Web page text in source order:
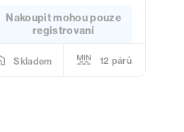
Nakoupit mohou pouze
registrovaní
Skladem 12 párů